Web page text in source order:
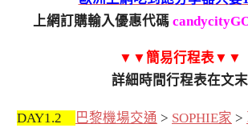
上網訂購輸入優惠代碼
▼▼簡易行程表▼▼
詳細時間行程表在文末
DAY1.2 巴黎機場交通 > SOPHIE家 >